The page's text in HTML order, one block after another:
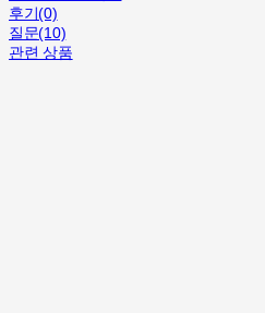
후기(0)
질문(10)
관련 상품